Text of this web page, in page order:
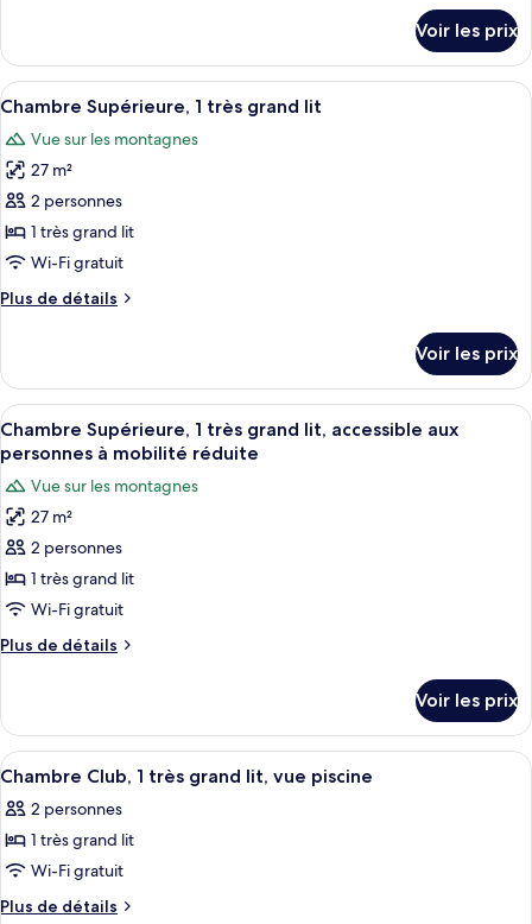
mer
le
type
de
Suite
Junior,
mer
Voir les prix
Afficher
toutes
les
photos
pour
ce
type
chambre :
très
grand
lit
Une chambre d’hôtel avec un lit,
7
Chambre Supérieure, 1 très grand lit
Vue sur les montagnes
27 m²
2 personnes
1 très grand lit
Wi-Fi gratuit
Plus de détails
Plus
le
type
de
chambre
Chambre
Supérieure,
très
grand
lit
Voir les prix
Afficher
toutes
les
photos
pour
ce
type
de
chambre :
Chambre
1
très
grand
lit,
accessible
aux
personnes
à
Une chambre d’hôtel avec un lit,
7
Chambre Supérieure, 1 très grand lit, accessible aux
personnes à mobilité réduite
Vue sur les montagnes
27 m²
2 personnes
1 très grand lit
Wi-Fi gratuit
Plus de détails
Plus
le
type
de
Chambre
Supérieure,
très
grand
Voir les prix
Afficher
toutes
les
photos
pour
ce
Une terrasse couverte, meublée de
7
Chambre Club, 1 très grand lit, vue piscine
2 personnes
1 très grand lit
Wi-Fi gratuit
Plus de détails
Plus